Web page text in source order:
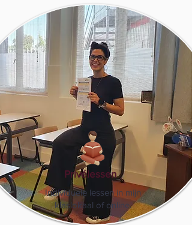
Individuele lessen in mijn
klaslokaal of online.
Privélessen